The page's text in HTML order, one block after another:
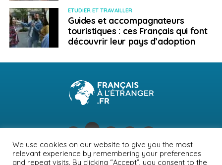
ETUDIER ET TRAVAILLER
Guides et accompagnateurs
touristiques : ces Français qui font
découvrir leur pays d’adoption
NEWSLETTER PUBLICITÉ CONTACTS MENTIONS LÉGALES
We use cookies on our website to give you the most
relevant experience by remembering your preferences
and repeat visits. By clicking “Accept”, you consent to the